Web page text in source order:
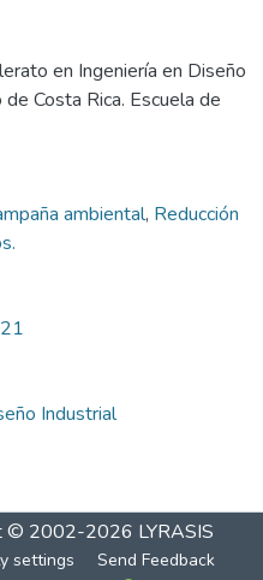
en Ingeniería en Diseño
Costa Rica. Escuela de
ambiental, Reducción
Industrial
© 2002-2026 LYRASIS
settings Send Feedback